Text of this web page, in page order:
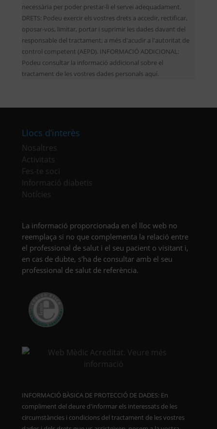
necessària per poder prestar-li el servei adequadament.
DRETS: Podeu exercir els vostres drets a accedir, rectificar,
oposar-vos, limitar, portar i suprimir les dades davant del
responsable del tractament; a més d'acudir a l'autoritat de
control competent (AEPD). INFORMACIÓ ADDICIONAL:
Podeu consultar la informació addicional sobre el
tractament de les vostres dades personals aquí.
Llocs d’interès
Nosaltres
Activitats
Fes-te soci
Informació diabetis
Notícies
La informació proporcionada en el lloc web no
reemplaça si no que complementa la relació entre
el professional de salut i el seu pacient o visitant i,
en cas de dubte, s'ha de consultar amb el seu
professional de salut de referència.
INFORMACIÓ BÀSICA DE PROTECCIÓ DE DADES: En
compliment del deure d'informar els interessats de les
circumstàncies i condicions del tractament de les vostres